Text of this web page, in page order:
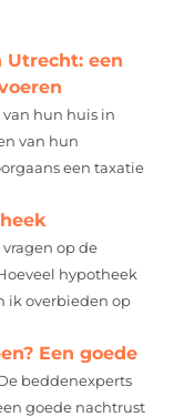
Utrecht: een
hun huis in
van hun
een taxatie
op de
hypotheek
ik overbieden op
Een goede
beddenexperts
goede nachtrust